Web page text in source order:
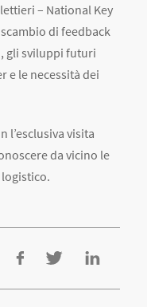
– National Key
di feedback
gli sviluppi futuri
e le necessità dei
l’esclusiva visita
da vicino le